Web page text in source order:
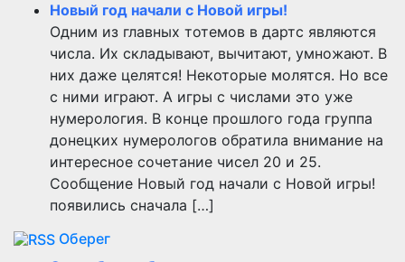
Новый год начали с Новой игры!
Одним из главных тотемов в дартс являются
числа. Их складывают, вычитают, умножают. В
них даже целятся! Некоторые молятся. Но все
с ними играют. А игры с числами это уже
нумерология. В конце прошлого года группа
донецких нумерологов обратила внимание на
интересное сочетание чисел 20 и 25.
Сообщение Новый год начали с Новой игры!
появились сначала […]
Оберег